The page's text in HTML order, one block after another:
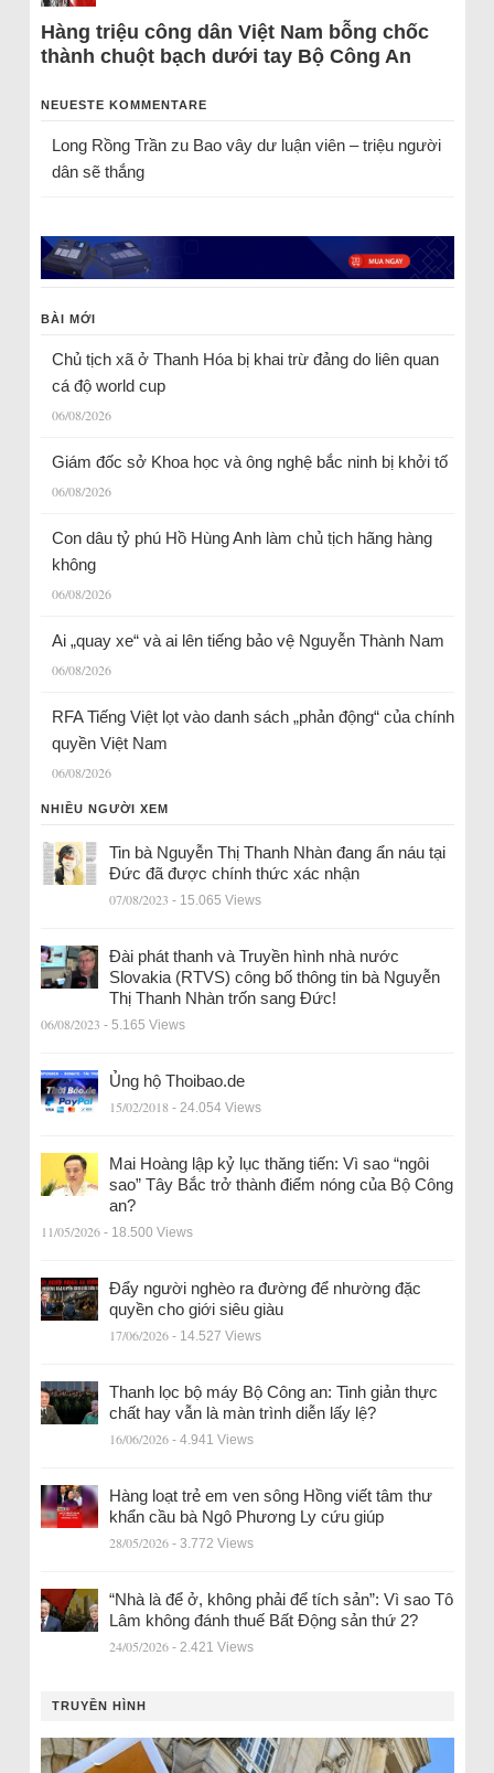
Hàng triệu công dân Việt Nam bỗng chốc
thành chuột bạch dưới tay Bộ Công An
NEUESTE KOMMENTARE
Long Rồng Trầnzu Bao vây dư luận viên – triệu người
dân sẽ thắng
BÀI MỚI
Chủ tịch xã ở Thanh Hóa bị khai trừ đảng do liên quan
cá độ world cup
06/08/2026
Giám đốc sở Khoa học và ông nghệ bắc ninh bị khởi tố
06/08/2026
Con dâu tỷ phú Hồ Hùng Anh làm chủ tịch hãng hàng
không
06/08/2026
Ai „quay xe“ và ai lên tiếng bảo vệ Nguyễn Thành Nam
06/08/2026
RFA Tiếng Việt lọt vào danh sách „phản động“ của chính
quyền Việt Nam
06/08/2026
NHIỀU NGƯỜI XEM
Tin bà Nguyễn Thị Thanh Nhàn đang ẩn náu tại
Đức đã được chính thức xác nhận
07/08/2023 - 15.065 Views
Đài phát thanh và Truyền hình nhà nước
Slovakia (RTVS) công bố thông tin bà Nguyễn
Thị Thanh Nhàn trốn sang Đức!
06/08/2023 - 5.165 Views
Ủng hộ Thoibao.de
15/02/2018 - 24.054 Views
Mai Hoàng lập kỷ lục thăng tiến: Vì sao “ngôi
sao” Tây Bắc trở thành điểm nóng của Bộ Công
an?
11/05/2026 - 18.500 Views
Đẩy người nghèo ra đường để nhường đặc
quyền cho giới siêu giàu
17/06/2026 - 14.527 Views
Thanh lọc bộ máy Bộ Công an: Tinh giản thực
chất hay vẫn là màn trình diễn lấy lệ?
16/06/2026 - 4.941 Views
Hàng loạt trẻ em ven sông Hồng viết tâm thư
khẩn cầu bà Ngô Phương Ly cứu giúp
28/05/2026 - 3.772 Views
“Nhà là để ở, không phải để tích sản”: Vì sao Tô
Lâm không đánh thuế Bất Động sản thứ 2?
24/05/2026 - 2.421 Views
TRUYỀN HÌNH